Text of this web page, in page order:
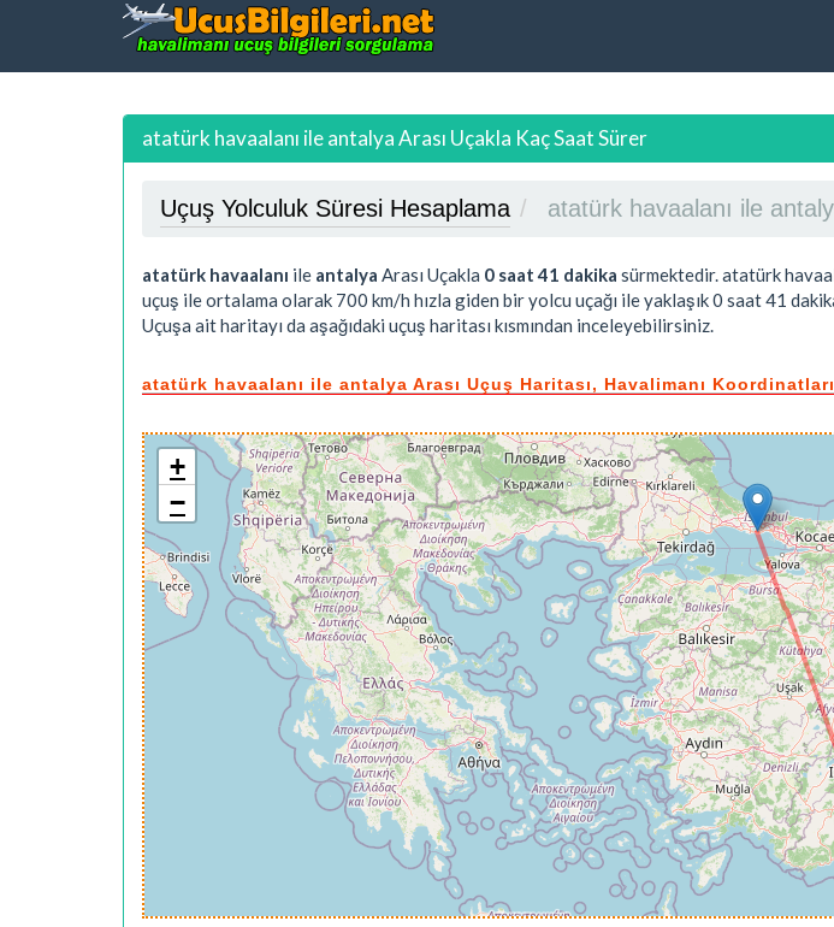
atatürk havaalanı ile antalya Arası Uçakla Kaç Saat Sürer
Uçuş Yolculuk Süresi Hesaplama atatürk havaalanı ile
atatürk havaalanı ile antalya Arası Uçakla 0 saat 41 dakika sürmektedir. atatürk
uçuş ile ortalama olarak 700 km/h hızla giden bir yolcu uçağı ile yaklaşık0 saat 41
Uçuşa ait haritayı da aşağıdaki uçuş haritası kısmından inceleyebilirsiniz.
atatürk havaalanı ile antalya Arası Uçuş Haritası, Havalimanı Koordinatları
+
−